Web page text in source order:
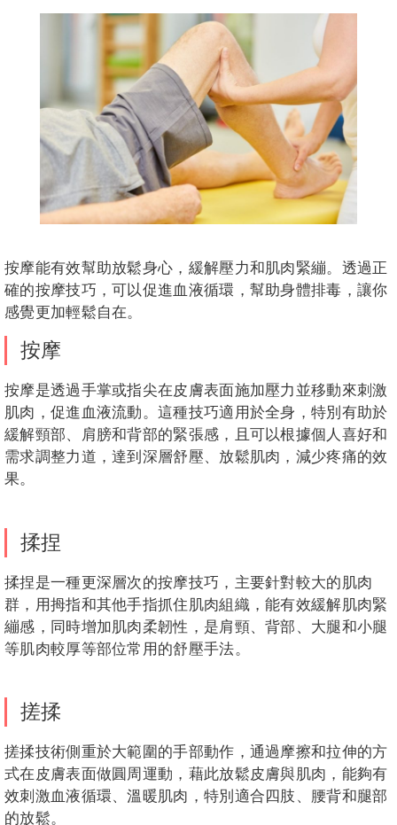
按摩能有效幫助放鬆身心，緩解壓力和肌肉緊繃。透過正
確的按摩技巧，可以促進血液循環，幫助身體排毒，讓你
感覺更加輕鬆自在。
按摩
按摩是透過手掌或指尖在皮膚表面施加壓力並移動來刺激
肌肉，促進血液流動。這種技巧適用於全身，特別有助於
緩解頸部、肩膀和背部的緊張感，且可以根據個人喜好和
需求調整力道，達到深層舒壓、放鬆肌肉，減少疼痛的效
果。
揉捏
揉捏是一種更深層次的按摩技巧，主要針對較大的肌肉
群，用拇指和其他手指抓住肌肉組織，能有效緩解肌肉緊
繃感，同時增加肌肉柔韌性，是肩頸、背部、大腿和小腿
等肌肉較厚等部位常用的舒壓手法。
搓揉
搓揉技術側重於大範圍的手部動作，通過摩擦和拉伸的方
式在皮膚表面做圓周運動，藉此放鬆皮膚與肌肉，能夠有
效刺激血液循環、溫暖肌肉，特別適合四肢、腰背和腿部
的放鬆。